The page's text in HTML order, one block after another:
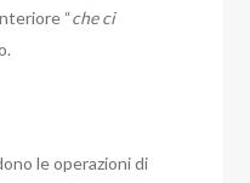
“che ci
le operazioni di